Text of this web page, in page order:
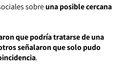
sobreuna posible cercana
que podría tratarse de una
señalaron que solo pudo
.